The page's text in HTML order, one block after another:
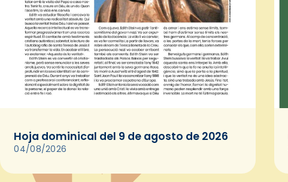
Hoja dominical del 9 de agosto de 2026
04/08/2026